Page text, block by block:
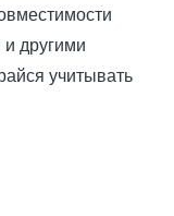
другими
учитывать